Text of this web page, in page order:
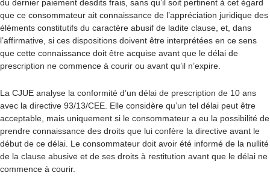
du dernier paiement desdits frais, sans qu’il soit pertinent à cet égard
que ce consommateur ait connaissance de l’appréciation juridique des
éléments constitutifs du caractère abusif de ladite clause, et, dans
l’affirmative, si ces dispositions doivent être interprétées en ce sens
que cette connaissance doit être acquise avant que le délai de
prescription ne commence à courir ou avant qu’il n’expire.
La CJUE analyse la conformité d’un délai de prescription de 10 ans
avec la directive 93/13/CEE. Elle considère qu’un tel délai peut être
acceptable, mais uniquement si le consommateur a eu la possibilité de
prendre connaissance des droits que lui confère la directive avant le
début de ce délai. Le consommateur doit avoir été informé de la nullité
de la clause abusive et de ses droits à restitution avant que le délai ne
commence à courir.